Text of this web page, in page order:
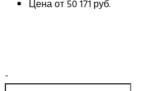
Цена от50 171 руб.
-